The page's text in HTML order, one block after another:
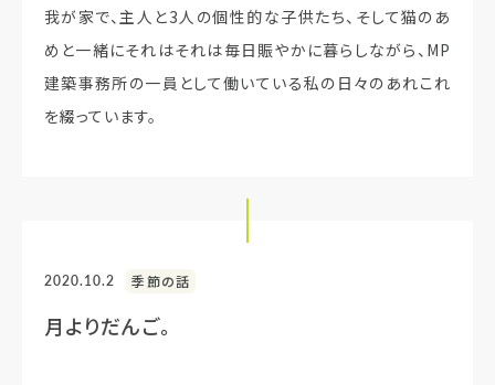
我が家で、主人と3人の個性的な子供たち、そして猫のあ
めと一緒にそれはそれは毎日賑やかに暮らしながら、MP
建築事務所の一員として働いている私の日々のあれこれ
を綴っています。
2020.10.2 季節の話
月よりだんご。